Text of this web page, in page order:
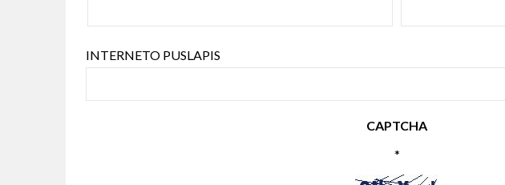
INTERNETO PUSLAPIS
CAPTCHA
*